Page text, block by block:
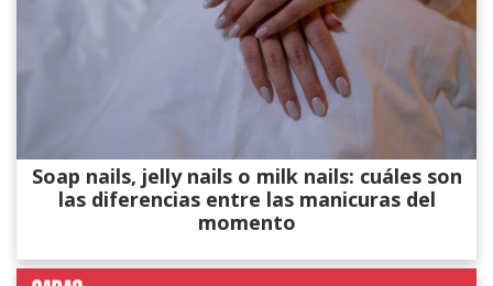
Soap nails, jelly nails o milk nails: cuáles son
las diferencias entre las manicuras del
momento